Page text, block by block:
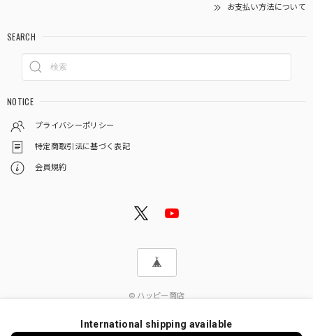
お支払い方法について
SEARCH
NOTICE
プライバシーポリシー
特定商取引法に基づく表記
会員規約
© ハッピー商店
International shipping available